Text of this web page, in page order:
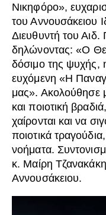
Νικηφόρο»,
του Αννουσάκειου
Διευθυντή του
δηλώνοντας: «Ο
δόσιμο της ψυχής,
ευχόμενη «Η
μας». Ακολούθησε
και ποιοτική
χαίρονται και να
ποιοτικά
νοήματα.
κ. Μαίρη
Αννουσάκειου.